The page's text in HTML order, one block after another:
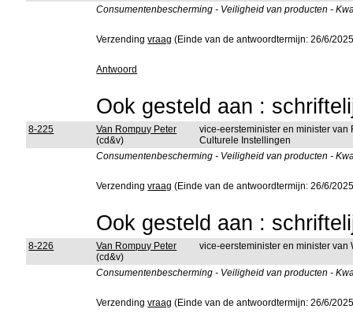
Consumentenbescherming - Veiligheid van producten -
Verzendingvraag (Einde van de antwoordtermijn: 26/6/
Antwoord
Ook gesteld aan :
8-225
Van Rompuy Peter
(cd&v)
vice-eersteminister en minister
Culturele Instellingen
Consumentenbescherming - Veiligheid van producten -
Verzendingvraag (Einde van de antwoordtermijn: 26/6/
Ook gesteld aan :
8-226
Van Rompuy Peter
(cd&v)
vice-eersteminister en minister
Consumentenbescherming - Veiligheid van producten -
Verzendingvraag (Einde van de antwoordtermijn: 26/6/